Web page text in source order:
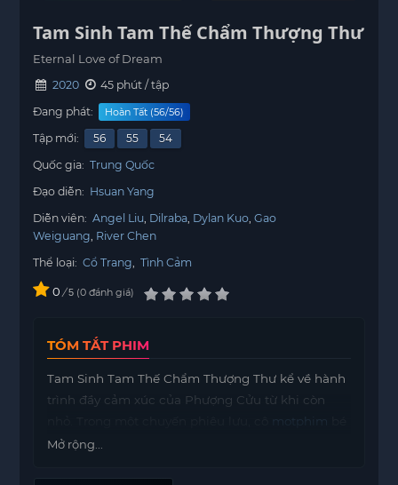
Tam Sinh Tam Thế Chẩm Thượng Thư
Eternal Love of Dream
2020
45 phút / tập
Đang phát:
Hoàn Tất (56/56)
Tập mới: 56 55
54
Quốc gia: Trung Quốc
Đạo diễn: Hsuan Yang
Diễn viên: Angel Liu Dilraba Dylan Kuo Gao
Weiguang River Chen
Thể loại: Cổ Trang Tình Cảm
0 / 5 0 đánh giá
TÓM TẮT PHIM
Tam Sinh Tam Thế Chẩm Thượng Thư kể về hành
trình đầy cảm xúc của Phượng Cửu từ khi còn
đã gặp phải yêu quái và suýt chút nữa mất mạng.
Mở rộng...